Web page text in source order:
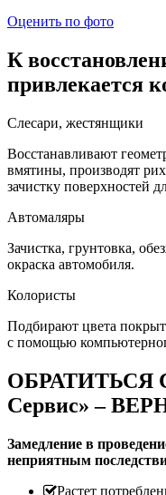
Оценить по фото
К
привлекается
Слесари, жестянщики
Восстанавливают
вмятины, производят
зачистку поверхностей
Автомаляры
Зачистка, грунтовка,
окраска автомобиля.
Колористы
Подбирают цвета
с помощью
ОБРАТИТЬСЯ
Сервис» –
Замедление в
неприятным
Растет